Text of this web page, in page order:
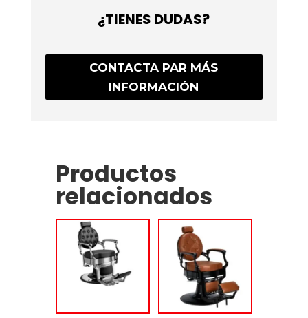
¿TIENES DUDAS?
CONTACTA PAR MÁS
INFORMACIÓN
Productos
relacionados